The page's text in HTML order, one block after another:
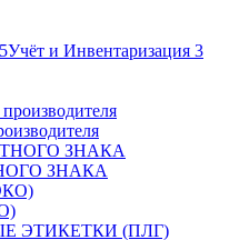
Учёт и Инвентаризация 3
ЗНАКА